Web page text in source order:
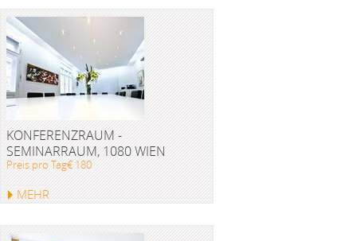
KONFERENZRAUM -
SEMINARRAUM, 1080 WIEN
Preis pro Tag€ 180
MEHR